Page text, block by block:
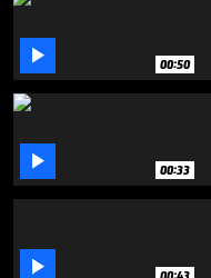
 00:50
 00:33
